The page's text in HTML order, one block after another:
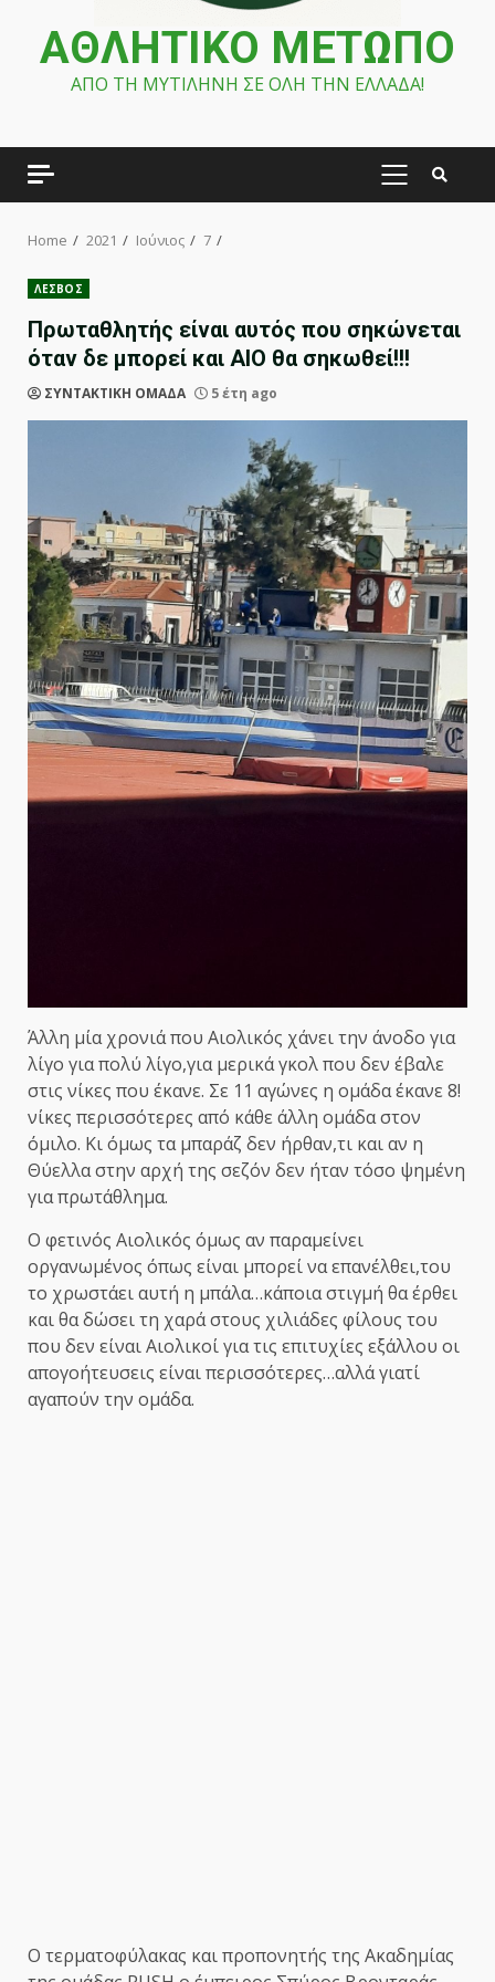
ΑΘΛΗΤΙΚΟ ΜΕΤΩΠΟ
ΑΠΟ ΤΗ ΜΥΤΙΛΗΝΗ ΣΕ ΟΛΗ ΤΗΝ ΕΛΛΑΔΑ!
PRIMARY
Home 2021 Ιούνιος 7
ΛΕΣΒΟΣ
Πρωταθλητής είναι αυτός που σηκώνεται
όταν δε μπορεί και ΑΙΟ θα σηκωθεί!!!
ΣΥΝΤΑΚΤΙΚΗ ΟΜΑΔΑ 5 έτη ago
Άλλη μία χρονιά που Αιολικός χάνει την άνοδο για
λίγο για πολύ λίγο,για μερικά γκολ που δεν έβαλε
στις νίκες που έκανε. Σε 11 αγώνες η ομάδα έκανε 8!
νίκες περισσότερες από κάθε άλλη ομάδα στον
όμιλο. Κι όμως τα μπαράζ δεν ήρθαν,τι και αν η
Θύελλα στην αρχή της σεζόν δεν ήταν τόσο ψημένη
για πρωτάθλημα.
Ο φετινός Αιολικός όμως αν παραμείνει
οργανωμένος όπως είναι μπορεί να επανέλθει,του
το χρωστάει αυτή η μπάλα…κάποια στιγμή θα έρθει
και θα δώσει τη χαρά στους χιλιάδες φίλους του
που δεν είναι Αιολικοί για τις επιτυχίες εξάλλου οι
απογοήτευσεις είναι περισσότερες…αλλά γιατί
αγαπούν την ομάδα.
Ο τερματοφύλακας και προπονητής της Ακαδημίας